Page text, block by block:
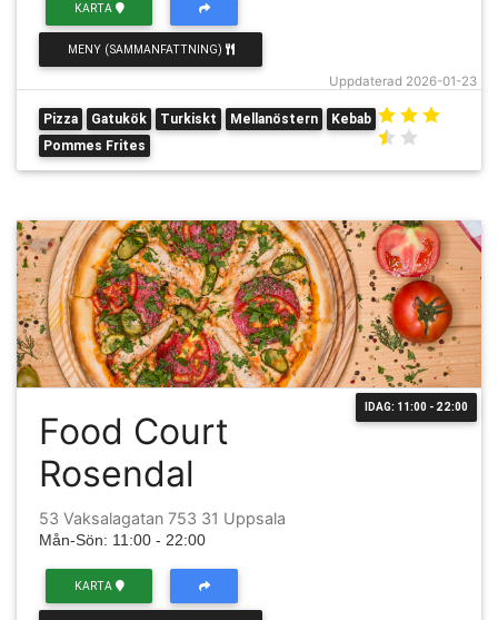
Uppdaterad 2026-01-23
KARTA
MENY (SAMMANFATTNING)
Pizza Gatukök Turkiskt Mellanöstern
Kebab
Pommes Frites
IDAG: 11:00 - 22:00
Food Court
Rosendal
53 Vaksalagatan 753 31 Uppsala
Mån-Sön: 11:00 - 22:00
KARTA